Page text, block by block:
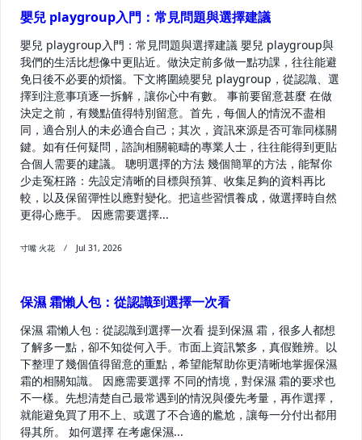
嬰兒 playgroup入門：常見問題與選擇建議
嬰兒 playgroup入門：常見問題與選擇建議 嬰兒 playgroup與
我們的生活比想像中更貼近。做決定前多做一點功課，往往能避
免日後不必要的煩惱。下文將圍繞嬰兒 playgroup，從認識、選
擇到注意事項逐一拆解，讓你心中有數。 事前要留意甚麼 在做
決定之前，有幾點值得特別留意。首先，每個人的情況不盡相
同，適合別人的未必適合自己；其次，資訊來源是否可靠同樣關
鍵。如有任何疑問，諮詢相關範疇的專業人士，往往能得到更貼
合個人需要的建議。 聰明選擇的方法 幾個簡單的方法，能幫你
少走冤枉路：先設定清晰的目標與預算、收集足夠的資料再比
較，以及保留彈性以應對變化。把這些習慣養成，做選擇時自然
更得心應手。 因應需要選擇...
寸嘴 火花 Jul 31, 2026
保濕 霜懶人包：從認識到選擇一次看
保濕 霜懶人包：從認識到選擇一次看 提到保濕 霜，很多人都想
了解多一點，卻不知從何入手。市面上資訊繁多，真假難辨。以
下整理了幾個值得留意的重點，希望能幫助你更清晰地掌握保濕
霜的相關知識。 因應需要選擇 不同的情境，對保濕 霜的要求也
不一樣。先想清楚自己最常遇到的情況與優先考量，再作選擇，
就能避免買了用不上、或選了不合適的尷尬，讓每一分付出都用
得其所。 如何選擇 在考慮保濕...